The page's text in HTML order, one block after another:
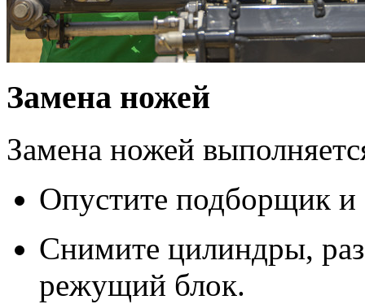
Замена ножей
Замена ножей
Опустите подборщик и
Снимите цилиндры,
режущий блок.